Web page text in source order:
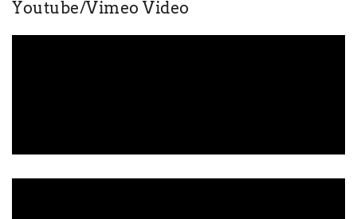
Youtube/Vimeo Video